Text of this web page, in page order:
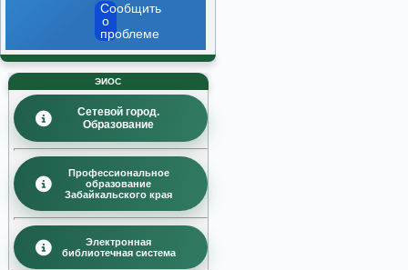
Сообщить
о
проблеме
ЭИОС
Сетевой город.
Образование
Профессиональное
образование
Забайкальского края
Электронная
библиотечная система